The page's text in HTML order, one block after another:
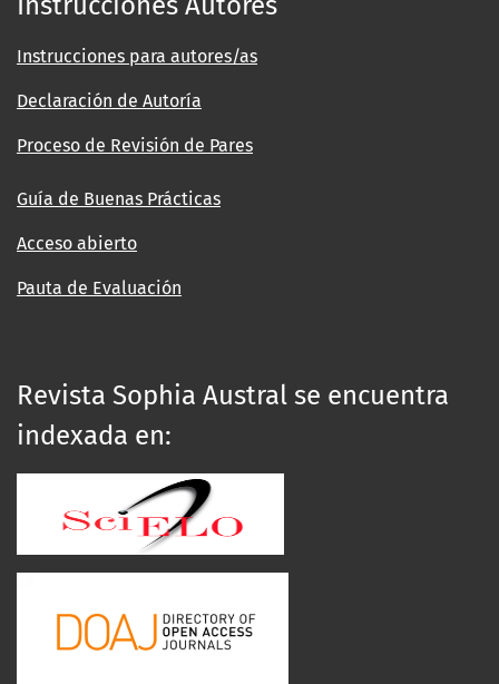
Instrucciones para autores/as
Declaración de Autoría
Proceso de Revisión de Pares
Guía de Buenas Prácticas
Acceso abierto
Pauta de Evaluación
Revista Sophia Austral se encuentra
indexada en: